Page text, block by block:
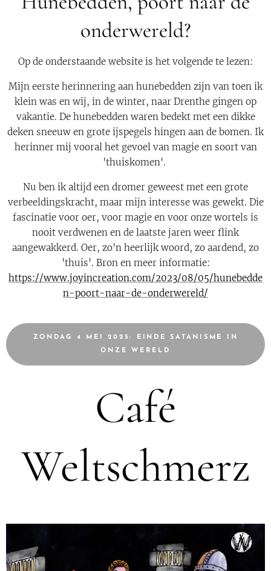
onderwereld?
Op de onderstaande website is het volgende te lezen:
Mijn eerste herinnering aan hunebedden zijn van toen ik
klein was en wij, in de winter, naar Drenthe gingen op
vakantie. De hunebedden waren bedekt met een dikke
deken sneeuw en grote ijspegels hingen aan de bomen. Ik
herinner mij vooral het gevoel van magie en soort van
'thuiskomen'.
Nu ben ik altijd een dromer geweest met een grote
verbeeldingskracht, maar mijn interesse was gewekt. Die
fascinatie voor oer, voor magie en voor onze wortels is
nooit verdwenen en de laatste jaren weer flink
aangewakkerd. Oer, zo'n heerlijk woord, zo aardend, zo
'thuis'. Bron en meer informatie:
https://www.joyincreation.com/2023/08/05/hunebedde
n-poort-naar-de-onderwereld/
ZONDAG 4 MEI 2025: EINDE SATANISME IN
ONZE WERELD
Café
Weltschmerz